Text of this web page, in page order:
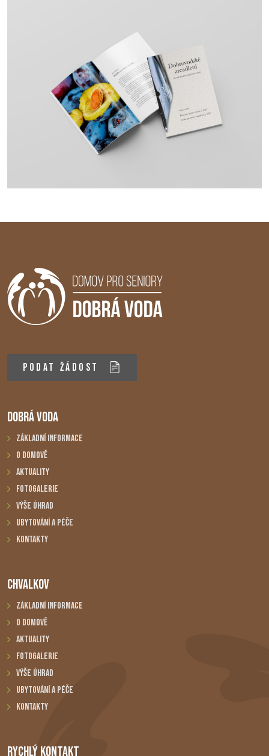
PODAT ŽÁDOST
DOBRÁ VODA
Základní informace
O domově
Aktuality
Fotogalerie
Výše úhrad
Ubytování a péče
Kontakty
CHVALKOV
Základní informace
O domově
Aktuality
Fotogalerie
Výše úhrad
Ubytování a péče
Kontakty
RYCHLÝ KONTAKT